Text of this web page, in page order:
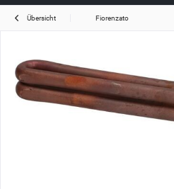
Übersicht Fiorenzato